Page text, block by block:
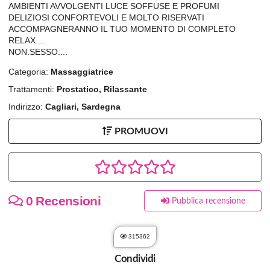
AMBIENTI AVVOLGENTI LUCE SOFFUSE E PROFUMI
DELIZIOSI CONFORTEVOLI E MOLTO RISERVATI
ACCOMPAGNERANNO IL TUO MOMENTO DI COMPLETO
RELAX....
NON.SESSO....
Categoria: Massaggiatrice
Trattamenti: Prostatico, Rilassante
Indirizzo: Cagliari, Sardegna
PROMUOVI
0 Recensioni Pubblica recensione
315362
Condividi